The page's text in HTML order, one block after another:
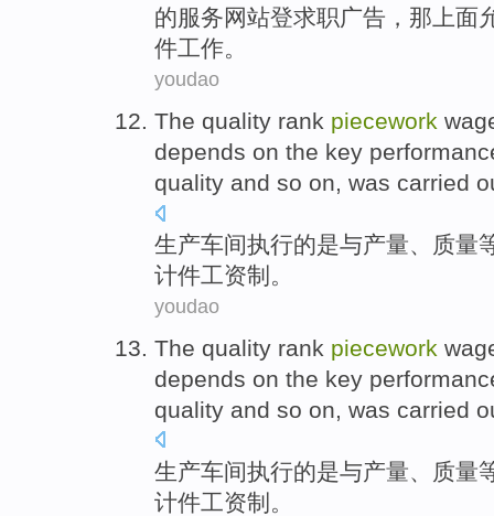
的服务网站登求职广告， 那 上面
件工作。
youdao
The quality rank piecework
depends on the key
quality and so on, was carried
生产车间执行的是与产量、 质量
计件工资制 。
youdao
The quality rank piecework
depends on the key
quality and so on, was carried
生产车间执行的是与产量 质量
计件工资制 。